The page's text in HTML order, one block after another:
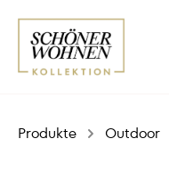
Produkte Outdoor